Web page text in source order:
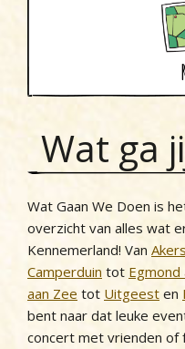
Wat ga
Wat Gaan We Doen is
overzicht van alles wat
Kennemerland! Van
Camperduin tot
aan Zee tot Uitgeest en
bent naar dat leuke
concert met vrienden of